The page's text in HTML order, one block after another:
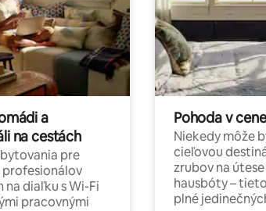
a
na cestách
pre
profesionálov
na diaľku s Wi-Fi
pracovnými
Pohoda v cene
Niekedy môže
cieľovou
zrubov na
hausbóty –
plné